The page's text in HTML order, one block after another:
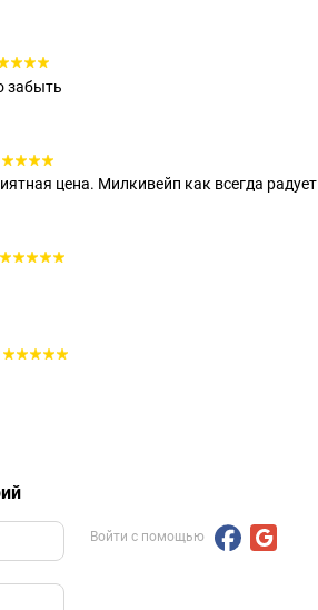
забыть
цена. Милкивейп как всегда радует
Войти с помощью